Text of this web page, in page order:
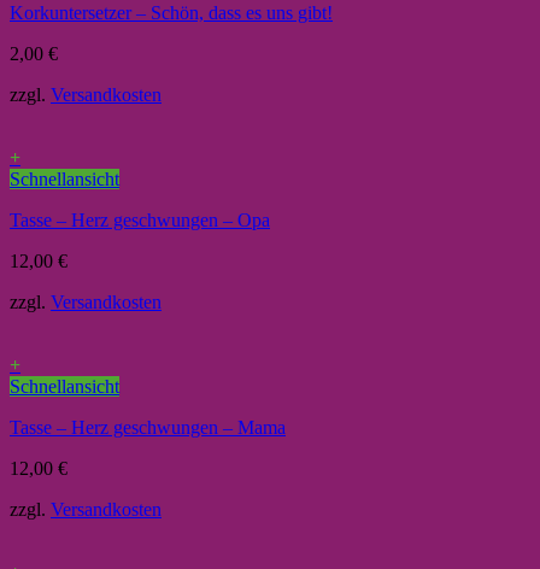
Korkuntersetzer – Schön, dass es uns gibt!
2,00 €
zzgl. Versandkosten
+
Schnellansicht
Tasse – Herz geschwungen – Opa
12,00 €
zzgl. Versandkosten
+
Schnellansicht
Tasse – Herz geschwungen – Mama
12,00 €
zzgl. Versandkosten